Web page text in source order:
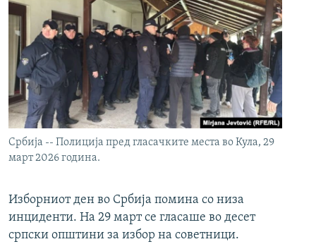
Србија -- Полиција пред гласачките места во Кула, 29
март 2026 година.
Изборниот ден во Србија помина со низа
инциденти. На 29 март се гласаше во десет
српски општини за избор на советници.